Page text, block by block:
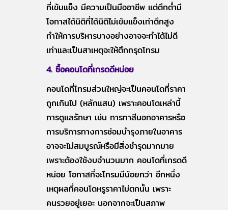
ที่เข้มแข็ง มีความเป็นมืออาชีพ แต่ตึกต่ำมี
โอกาสได้นิติที่ได้นิติไม่เข้มแข็งเท่าตึกสูง
ทำให้การบริหารบางอย่างอาจจะทำได้ไม่ดี
เท่าและเป็นสาเหตุจะให้ตึกทรุดโทรม
4. ซื้อคอนโดที่เกรดดีหน่อย
คอนโดที่โทรมส่วนใหญ่จะเป็นคอนโดที่ราคา
ถูกเกินไป (หลักแสน) เพราะคอนโดเหล่านี้
การดูแลรักษา เช่น การทาสีนอกอาคารหรือ
การบริการทางการซ่อมบำรุงภายในอาคาร
อาจจะไม่สมบูรณ์หรือมีสิ่งชำรุดมากมาย
เพราะต้องใช้งบจำนวนมาก คอนโดที่เกรดดี
หน่อย โอกาสที่จะโทรมมีน้อยกว่า อีกหนึ่ง
เหตุผลที่คอนโดหรูราคาไม่ตกนั้น เพราะ
คนรวยอยู่เยอะ นอกจากจะเป็นสภาพ